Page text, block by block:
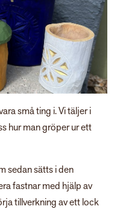
små ting i. Vi täljer i
hur man gröper ur ett
sedan sätts i den
fastnar med hjälp av
tillverkning av ett lock